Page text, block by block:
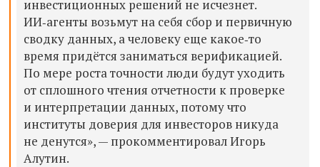
инвестиционных решений не исчезнет.
ИИ‑агенты возьмут на себя сбор и первичную
сводку данных, а человеку еще какое‑то
время придётся заниматься верификацией.
По мере роста точности люди будут уходить
от сплошного чтения отчетности к проверке
и интерпретации данных, потому что
институты доверия для инвесторов никуда
не денутся», — прокомментировалИгорь
Алутин.